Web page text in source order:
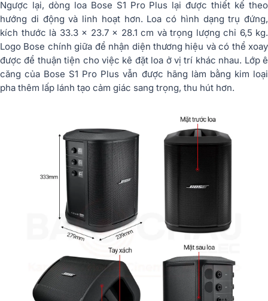
Ngược lại, dòng loa Bose S1 Pro Plus lại được thiết kế theo
hướng di động và linh hoạt hơn. Loa có hình dạng trụ đứng,
kích thước là 33.3 x 23.7 x 28.1 cm và trọng lượng chỉ 6,5 kg.
Logo Bose chính giữa để nhận diện thương hiệu và có thể xoay
được để thuận tiện cho việc kê đặt loa ở vị trí khác nhau. Lớp ê
căng của Bose S1 Pro Plus vẫn được hãng làm bằng kim loại
pha thêm lấp lánh tạo cảm giác sang trọng, thu hút hơn.